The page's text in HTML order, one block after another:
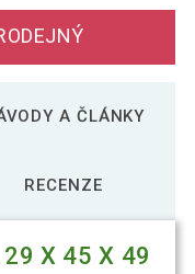
A ČLÁNKY
RECENZE
29 X 45 X 49